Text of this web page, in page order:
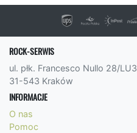
ROCK-SERWIS
ul. płk. Francesco Nullo 28/LU3
31-543 Kraków
INFORMACJE
O nas
Pomoc